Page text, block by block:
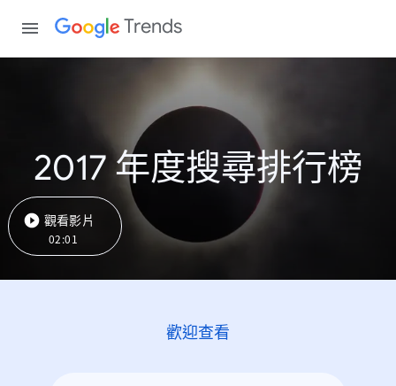
Trends
2017 年度搜尋排行榜
觀看影片
02:01
歡迎查看